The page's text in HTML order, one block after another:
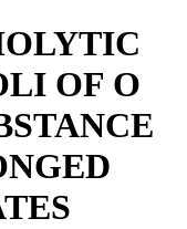
OF O